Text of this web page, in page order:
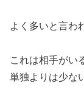
よく多いと言わ
これは相手がい
単独よりは少な